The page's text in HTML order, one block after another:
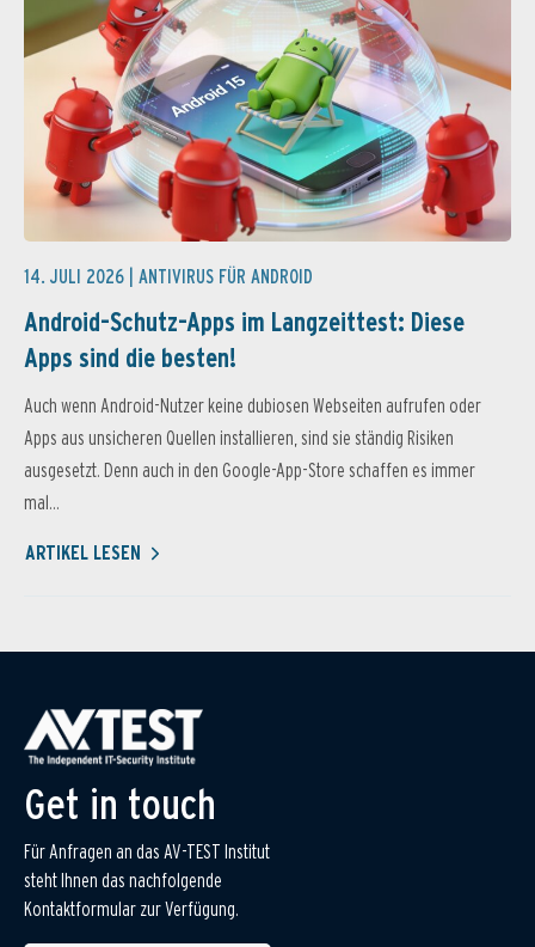
14. JULI 2026 | ANTIVIRUS FÜR ANDROID
Android-Schutz-Apps im Langzeittest: Diese
Apps sind die besten!
Auch wenn Android-Nutzer keine dubiosen Webseiten aufrufen oder
Apps aus unsicheren Quellen installieren, sind sie ständig Risiken
ausgesetzt. Denn auch in den Google-App-Store schaffen es immer
mal...
ARTIKEL LESEN
Get in touch
Für Anfragen an das AV-TEST Institut
steht Ihnen das nachfolgende
Kontaktformular zur Verfügung.